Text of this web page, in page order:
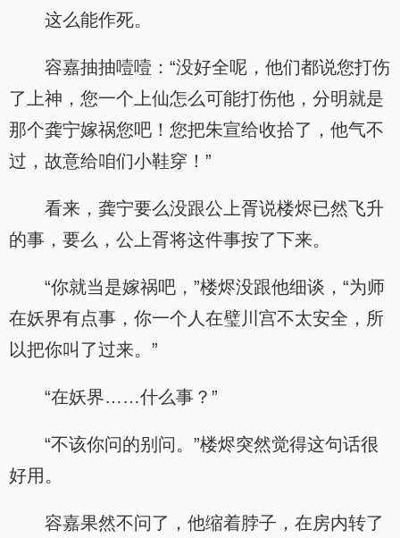
这么能作死。
容嘉抽抽噎噎：“没好全呢，他们都说您打伤
了上神，您一个上仙怎么可能打伤他，分明就是
那个龚宁嫁祸您吧！您把朱宣给收拾了，他气不
过，故意给咱们小鞋穿！”
看来，龚宁要么没跟公上胥说楼烬已然飞升
的事，要么，公上胥将这件事按了下来。
“你就当是嫁祸吧，”楼烬没跟他细谈，“为师
在妖界有点事，你一个人在璧川宫不太安全，所
以把你叫了过来。”
“在妖界……什么事？”
“不该你问的别问。”楼烬突然觉得这句话很
好用。
容嘉果然不问了，他缩着脖子，在房内转了